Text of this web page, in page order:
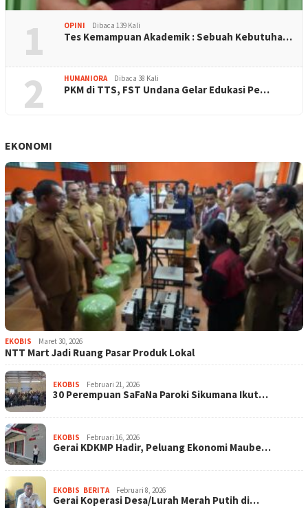
1 OPINI Dibaca 139 Kali
Tes Kemampuan Akademik : Sebuah Kebutuha…
2 HUMANIORA Dibaca 38 Kali
PKM di TTS, FST Undana Gelar Edukasi Pe…
EKONOMI
EKOBIS Maret 30, 2026
NTT Mart Jadi Ruang Pasar Produk Lokal
EKOBIS Februari 21, 2026
30 Perempuan SaFaNa Paroki Sikumana Ikut…
EKOBIS Februari 16, 2026
Gerai KDKMP Hadir, Peluang Ekonomi Maube…
EKOBIS BERITA Februari 8, 2026
Gerai Koperasi Desa/Lurah Merah Putih di…